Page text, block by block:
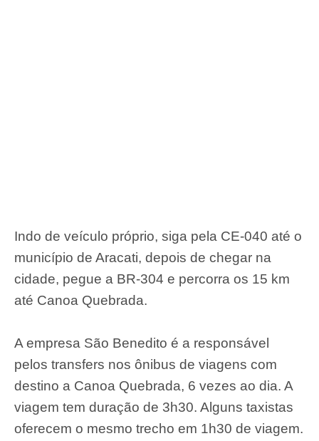
Indo de veículo próprio, siga pela CE-040 até o
município de Aracati, depois de chegar na
cidade, pegue a BR-304 e percorra os 15 km
até Canoa Quebrada.
A empresa São Benedito é a responsável
pelos transfers nos ônibus de viagens com
destino a Canoa Quebrada, 6 vezes ao dia. A
viagem tem duração de 3h30. Alguns taxistas
oferecem o mesmo trecho em 1h30 de viagem.